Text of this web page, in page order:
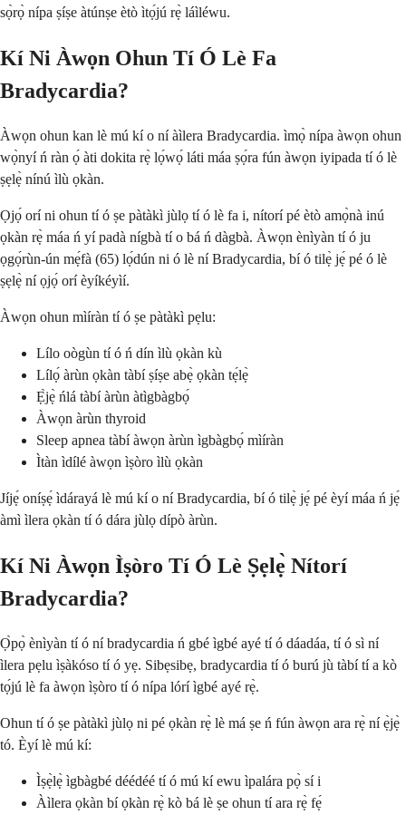
sọ̀rọ̀ nípa ṣíṣe àtúnṣe ètò ìtọ́jú rẹ̀ láìléwu.
Kí Ni Àwọn Ohun Tí Ó Lè Fa
Bradycardia?
Àwọn ohun kan lè mú kí o ní àìlera Bradycardia. ìmọ̀ nípa àwọn ohun
wọ̀nyí ń ràn ọ́ àti dokita rẹ̀ lọ́wọ́ láti máa ṣọ́ra fún àwọn iyipada tí ó lè
ṣẹlẹ̀ nínú ìlù ọkàn.
Ọjọ́ orí ni ohun tí ó ṣe pàtàkì jùlọ tí ó lè fa i, nítorí pé ètò amọ̀nà inú
ọkàn rẹ̀ máa ń yí padà nígbà tí o bá ń dàgbà. Àwọn ènìyàn tí ó ju
ọgọ́rùn-ún mẹ́fà (65) lọ́dún ni ó lè ní Bradycardia, bí ó tilẹ̀ jẹ́ pé ó lè
ṣẹlẹ̀ ní ọjọ́ orí èyíkéyìí.
Àwọn ohun mìíràn tí ó ṣe pàtàkì pẹlu:
Lílo oògùn tí ó ń dín ìlù ọkàn kù
Lílọ́ àrùn ọkàn tàbí ṣíṣe abẹ̀ ọkàn tẹ́lẹ̀
Ẹ̀jẹ̀ ńlá tàbí àrùn àtìgbàgbọ́
Àwọn àrùn thyroid
Sleep apnea tàbí àwọn àrùn ìgbàgbọ́ mìíràn
Ìtàn ìdílé àwọn ìṣòro ìlù ọkàn
Jíjẹ́ oníṣẹ́ ìdárayá lè mú kí o ní Bradycardia, bí ó tilẹ̀ jẹ́ pé èyí máa ń jẹ́
àmì ìlera ọkàn tí ó dára jùlọ dípò àrùn.
Kí Ni Àwọn Ìṣòro Tí Ó Lè Ṣẹlẹ̀ Nítorí
Bradycardia?
Ọ̀pọ̀ ènìyàn tí ó ní bradycardia ń gbé ìgbé ayé tí ó dáadáa, tí ó sì ní
ìlera pẹlu ìṣàkóso tí ó yẹ. Sibẹsibẹ, bradycardia tí ó burú jù tàbí tí a kò
tọ́jú lè fa àwọn ìṣòro tí ó nípa lórí ìgbé ayé rẹ̀.
Ohun tí ó ṣe pàtàkì jùlọ ni pé ọkàn rẹ̀ lè má ṣe ń fún àwọn ara rẹ̀ ní ẹ̀jẹ̀
tó. Èyí lè mú kí:
Ìṣẹ̀lẹ̀ ìgbàgbé déédéé tí ó mú kí ewu ìpalára pọ̀ sí i
Àìlera ọkàn bí ọkàn rẹ̀ kò bá lè ṣe ohun tí ara rẹ̀ fẹ́